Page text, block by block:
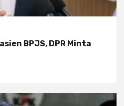
BPJS, DPR Minta